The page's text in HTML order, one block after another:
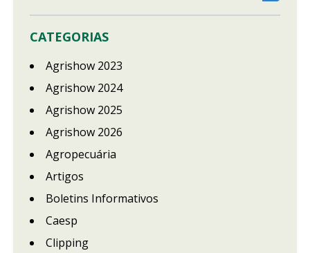
CATEGORIAS
Agrishow 2023
Agrishow 2024
Agrishow 2025
Agrishow 2026
Agropecuária
Artigos
Boletins Informativos
Caesp
Clipping